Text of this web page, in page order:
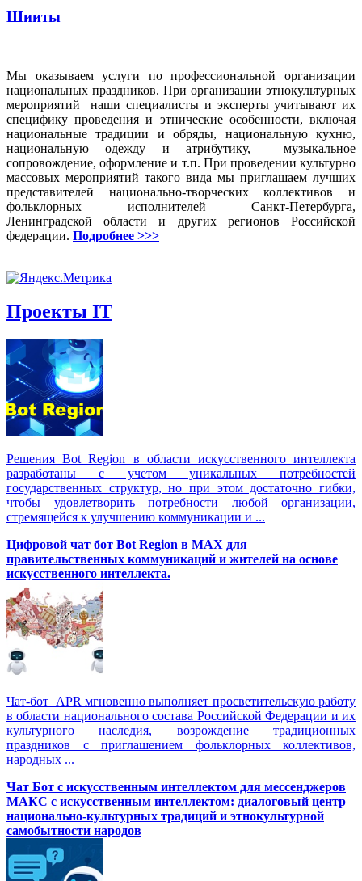
Шииты
Мы оказываем услуги по профессиональной организации
национальных праздников. При организации этнокультурных
мероприятий наши специалисты и эксперты учитывают их
специфику проведения и этнические особенности, включая
национальные традиции и обряды, национальную кухню,
национальную одежду и атрибутику, музыкальное
сопровождение, оформление и т.п. При проведении культурно
массовых мероприятий такого вида мы приглашаем лучших
представителей национально-творческих коллективов и
фольклорных исполнителей Санкт-Петербурга,
Ленинградской области и других регионов Российской
федерации. Подробнее >>>
Проекты IT
Решения Вot Region в области искусственного интеллекта
разработаны с учетом уникальных потребностей
государственных структур, но при этом достаточно гибки,
чтобы удовлетворить потребности любой организации,
стремящейся к улучшению коммуникации и ...
Цифровой чат бот Вot Region в MAX для
правительственных коммуникаций и жителей на основе
искусственного интеллекта.
Чат-бот APR мгновенно выполняет просветительскую работу
в области национального состава Российской Федерации и их
культурного наследия, возрождение традиционных
праздников с приглашением фольклорных коллективов,
народных ...
Чат Бот с искусственным интеллектом для мессенджеров
МАКС с искусственным интеллектом: диалоговый центр
национально-культурных традиций и этнокультурной
самобытности народов